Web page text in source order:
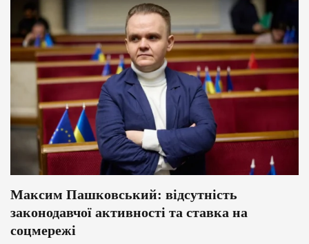
Максим Пашковський: відсутність
законодавчої активності та ставка на
соцмережі